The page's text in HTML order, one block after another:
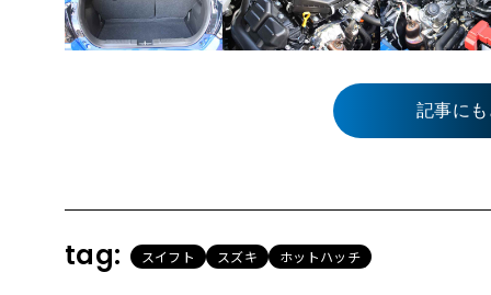
記事に
tag: スイフト スズキ ホットハッチ